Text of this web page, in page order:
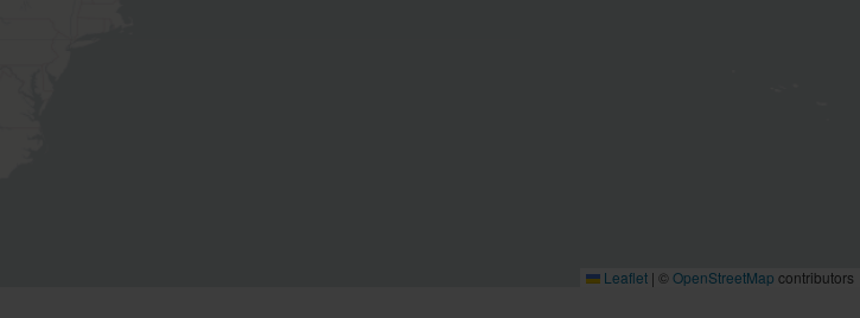
Leaflet | ©OpenStreetMap contributors